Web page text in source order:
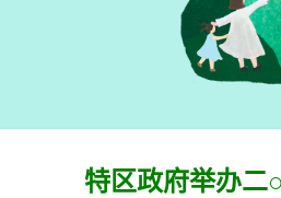
特区政府举办二